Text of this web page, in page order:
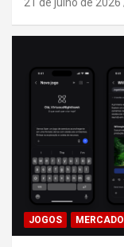
JOGOS MERCADO